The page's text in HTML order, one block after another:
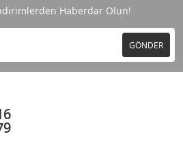
Haberdar Olun!
GÖNDER